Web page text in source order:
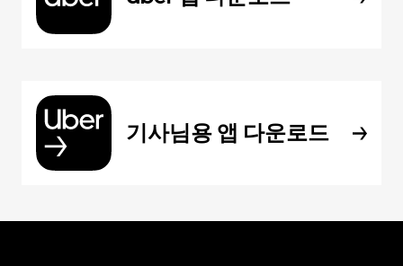
기사님용 앱 다운로드